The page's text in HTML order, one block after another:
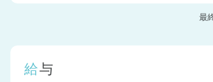
最
給与